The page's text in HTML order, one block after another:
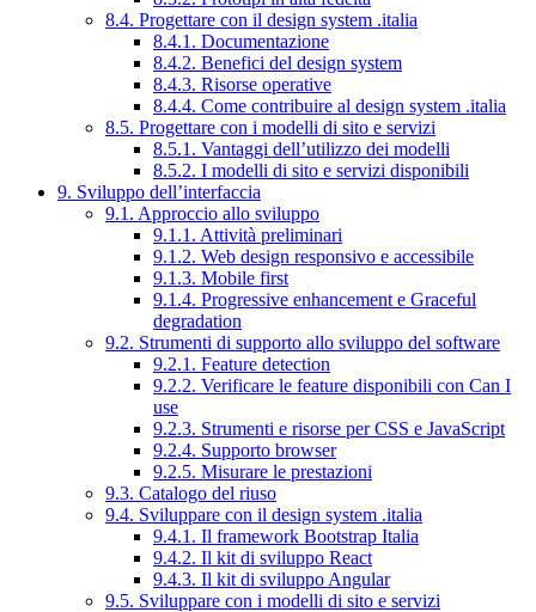
8.4. Progettare con il design system .italia
8.4.1. Documentazione
8.4.2. Benefici del design system
8.4.3. Risorse operative
8.4.4. Come contribuire al design system .italia
8.5. Progettare con i modelli di sito e servizi
8.5.1. Vantaggi dell’utilizzo dei modelli
8.5.2. I modelli di sito e servizi disponibili
9. Sviluppo dell’interfaccia
9.1. Approccio allo sviluppo
9.1.1. Attività preliminari
9.1.2. Web design responsivo e accessibile
9.1.3. Mobile first
9.1.4. Progressive enhancement e Graceful
degradation
9.2. Strumenti di supporto allo sviluppo del software
9.2.1. Feature detection
9.2.2. Verificare le feature disponibili con Can I
use
9.2.3. Strumenti e risorse per CSS e JavaScript
9.2.4. Supporto browser
9.2.5. Misurare le prestazioni
9.3. Catalogo del riuso
9.4. Sviluppare con il design system .italia
9.4.1. Il framework Bootstrap Italia
9.4.2. Il kit di sviluppo React
9.4.3. Il kit di sviluppo Angular
9.5. Sviluppare con i modelli di sito e servizi